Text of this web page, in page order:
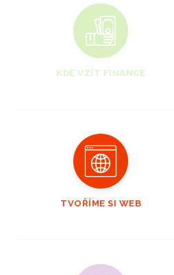
KDE VZÍT FINANCE
TVOŘÍME SI WEB